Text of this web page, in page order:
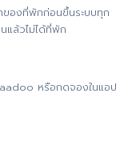
องที่พักก่อนขึ้นระบบทุก
แล้วไม่ได้ที่พัก
หรือกดจองในแอป